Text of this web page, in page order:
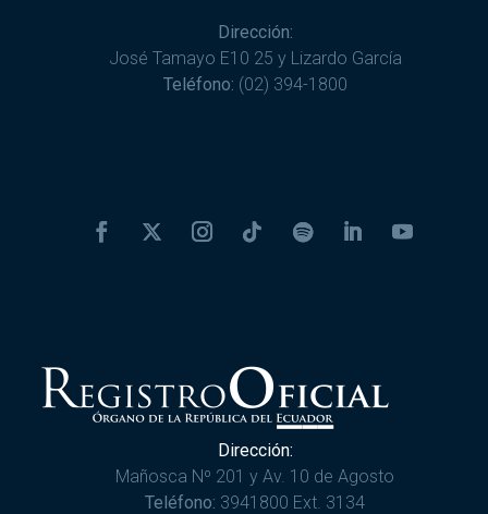
Dirección:
José Tamayo E10 25 y Lizardo García
Teléfono: (02) 394-1800
Dirección:
Mañosca Nº 201 y Av. 10 de Agosto
Teléfono: 3941800 Ext. 3134